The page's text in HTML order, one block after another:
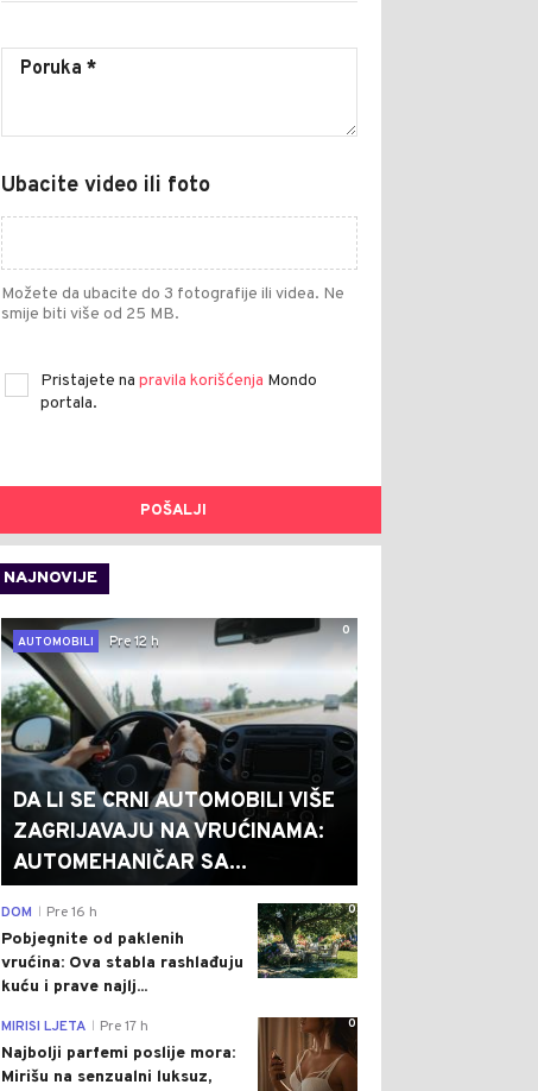
Ubacite video ili foto
Možete da ubacite do 3 fotografije ili videa. Ne
smije biti više od 25 MB.
Pristajete na pravila korišćenja Mondo
portala.
POŠALJI
NAJNOVIJE
0
AUTOMOBILI
Pre 12 h
DA LI SE CRNI AUTOMOBILI VIŠE
ZAGRIJAVAJU NA VRUĆINAMA:
AUTOMEHANIČAR SA...
0
DOM Pre 16 h
Pobjegnite od paklenih
vrućina: Ova stabla rashlađuju
kuću i prave najlj...
0
MIRISI LJETA Pre 17 h
Najbolji parfemi poslije mora:
Mirišu na senzualni luksuz,